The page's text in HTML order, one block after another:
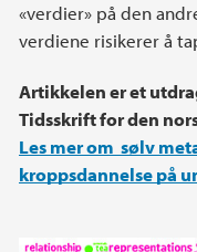
«verdier» på den
verdiene risikerer å
Artikkelen er et
Tidsskrift for den
Les mer om sølv
kroppsdannelse på